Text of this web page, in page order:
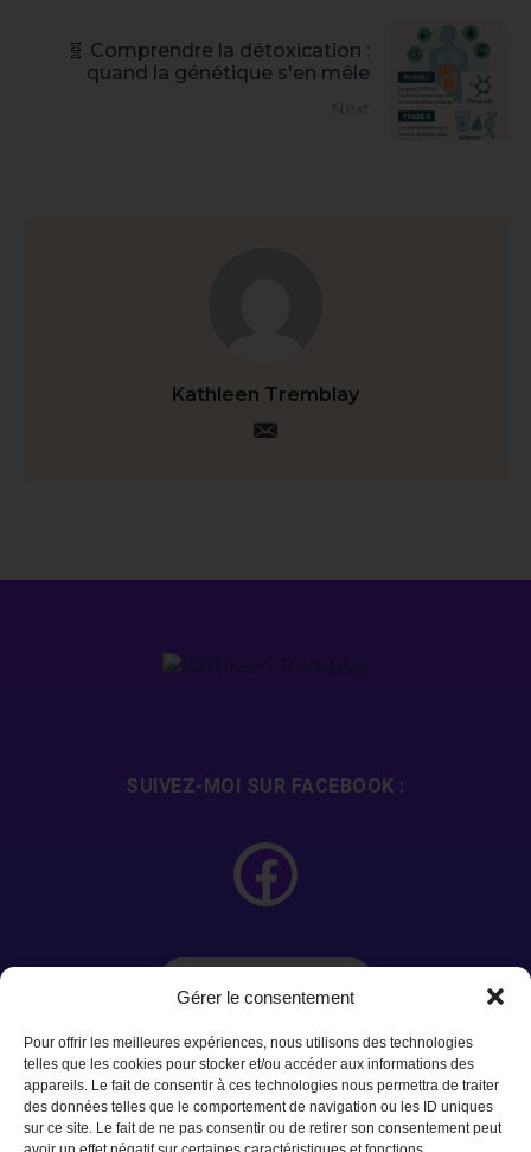
Gérer le consentement
Pour offrir les meilleures expériences, nous utilisons des technologies
telles que les cookies pour stocker et/ou accéder aux informations des
appareils. Le fait de consentir à ces technologies nous permettra de traiter
des données telles que le comportement de navigation ou les ID uniques
sur ce site. Le fait de ne pas consentir ou de retirer son consentement peut
🧬 Comprendre la détoxication :
quand la génétique s'en mêle
Next
Kathleen Tremblay
SUIVEZ-MOI SUR FACEBOOK :
Ressources